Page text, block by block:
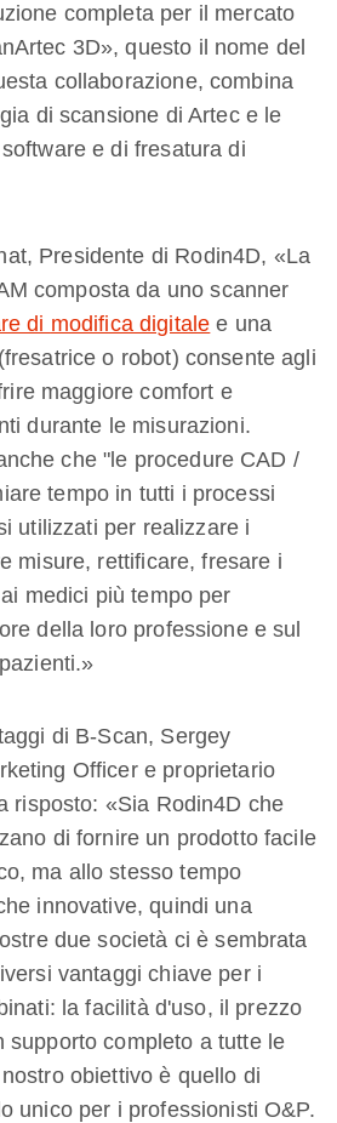
completa per il mercato
3D», questo il nome del
collaborazione, combina
di scansione di Artec e le
e di fresatura di
Presidente di Rodin4D, «La
composta da uno scanner
di modificadigitale e una
o robot) consente agli
maggiore comfort e
durante le misurazioni.
che "le procedure CAD /
tempo in tutti i processi
utilizzati per realizzare i
misure, rettificare, fresare i
medici più tempo per
della loro professione e sul
di B-Scan, Sergey
Officer e proprietario
risposto: «Sia Rodin4D che
di fornire un prodotto facile
ma allo stesso tempo
innovative, quindi una
due società ci è sembrata
vantaggi chiave per i
la facilità d'uso, il prezzo
supporto completo a tutte le
obiettivo è quello di
unico per i professionisti O&P.